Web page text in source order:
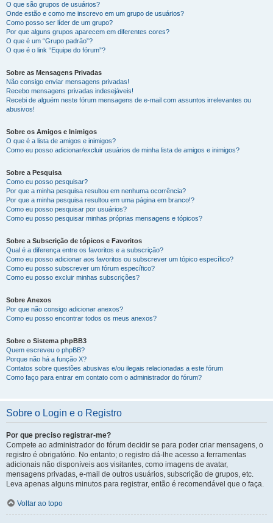
O que são grupos de usuários?
Onde estão e como me inscrevo em um grupo de usuários?
Como posso ser líder de um grupo?
Por que alguns grupos aparecem em diferentes cores?
O que é um “Grupo padrão”?
O que é o link “Equipe do fórum”?
Sobre as Mensagens Privadas
Não consigo enviar mensagens privadas!
Recebo mensagens privadas indesejáveis!
Recebi de alguém neste fórum mensagens de e-mail com assuntos irrelevantes ou
abusivos!
Sobre os Amigos e Inimigos
O que é a lista de amigos e inimigos?
Como eu posso adicionar/excluir usuários de minha lista de amigos e inimigos?
Sobre a Pesquisa
Como eu posso pesquisar?
Por que a minha pesquisa resultou em nenhuma ocorrência?
Por que a minha pesquisa resultou em uma página em branco!?
Como eu posso pesquisar por usuários?
Como eu posso pesquisar minhas próprias mensagens e tópicos?
Sobre a Subscrição de tópicos e Favoritos
Qual é a diferença entre os favoritos e a subscrição?
Como eu posso adicionar aos favoritos ou subscrever um tópico específico?
Como eu posso subscrever um fórum específico?
Como eu posso excluir minhas subscrições?
Sobre Anexos
Por que não consigo adicionar anexos?
Como eu posso encontrar todos os meus anexos?
Sobre o Sistema phpBB3
Quem escreveu o phpBB?
Porque não há a função X?
Contatos sobre questões abusivas e/ou ilegais relacionadas a este fórum
Como faço para entrar em contato com o administrador do fórum?
Sobre o Login e o Registro
Por que preciso registrar-me?
Compete ao administrador do fórum decidir se para poder criar mensagens, o
registro é obrigatório. No entanto; o registro dá-lhe acesso a ferramentas
adicionais não disponíveis aos visitantes, como imagens de avatar,
mensagens privadas, e-mail de outros usuários, subscrição de grupos, etc.
Leva apenas alguns minutos para registrar, então é recomendável que o faça.
Voltar ao topo